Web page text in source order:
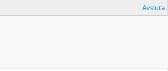
Avsluta